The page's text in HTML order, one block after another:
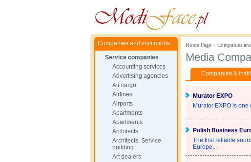
Companies and institutions
Service companies
Accounting services
Advertising agencies
Air cargo
Airlines
Airports
Apartments
Apartments
Architects
Architects, Service
building
Art dealers
Home Page» Companies
Media
Companies &
Murator EXPO
Murator EXPO is
Polish Business
The first reliable
Europe...